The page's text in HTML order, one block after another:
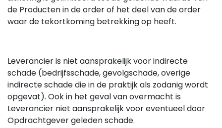
de Producten in de order of het deel van de order
waar de tekortkoming betrekking op heeft.
Leverancier is niet aansprakelijk voor indirecte
schade (bedrijfsschade, gevolgschade, overige
indirecte schade die in de praktijk als zodanig wordt
opgevat). Ook in het geval van overmacht is
Leverancier niet aansprakelijk voor eventueel door
Opdrachtgever geleden schade.